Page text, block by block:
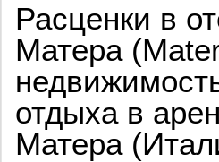
Расценки в
Матера
отдыха в
Матера